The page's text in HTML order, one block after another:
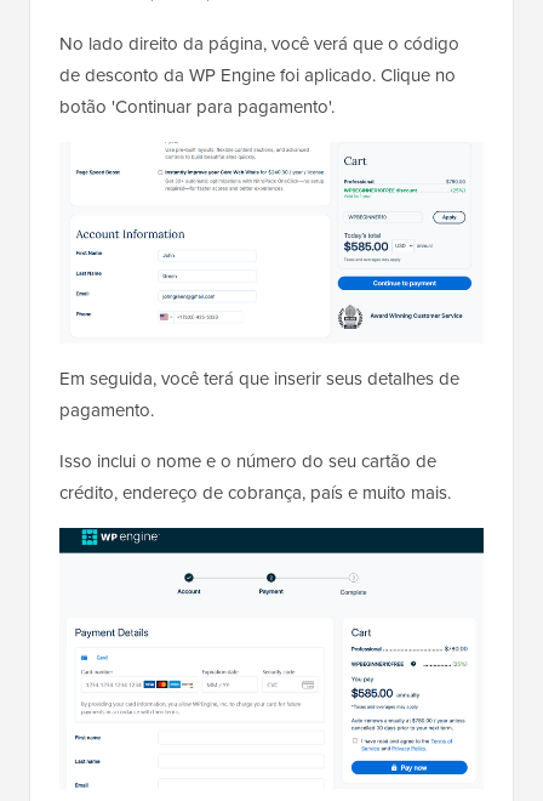
No lado direito da página, você verá que o código
de desconto da WP Engine foi aplicado. Clique no
botão 'Continuar para pagamento'.
Em seguida, você terá que inserir seus detalhes de
pagamento.
Isso inclui o nome e o número do seu cartão de
crédito, endereço de cobrança, país e muito mais.